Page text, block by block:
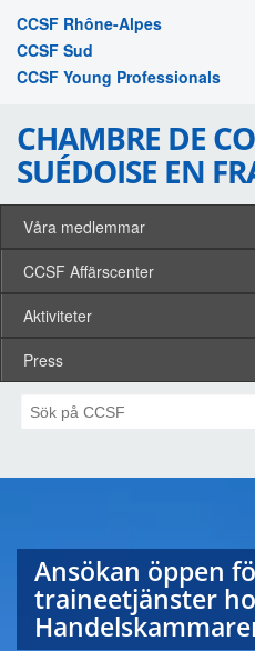
CCSF Rhône-Alpes
CCSF Sud
CCSF Young Professionals
CHAMBRE DE
SUÉDOISE EN
Våra medlemmar
CCSF Affärscenter
Aktiviteter
Press
Ansökan öppen
traineetjänster